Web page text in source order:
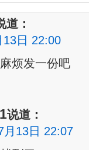
道：
13日 22:00
烦发一份吧
说道：
月13日 22:07